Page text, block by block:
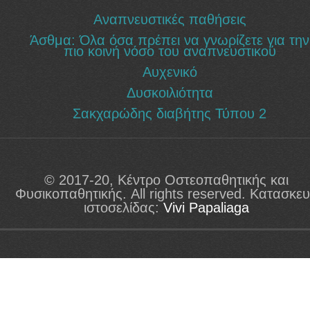
αναστροφή της πορείας ανάπτυξης
Σακχαρώδους Διαβήτη Τύπου 2.
Αναπνευστικές παθήσεις
Άσθμα: Όλα όσα πρέπει να γνωρίζετε για την
πιο κοινή νόσο του αναπνευστικού
Αυχενικό
Δυσκοιλιότητα
Σακχαρώδης διαβήτης Τύπου 2
© 2017-20, Κέντρο Οστεοπαθητικής και
Φυσικοπαθητικής. All rights reserved.
ιστοσελίδας: Vivi Papaliaga